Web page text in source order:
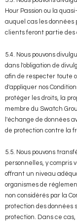
Hour Passion ou la
auquel cas les données
clients feront partie des
5.4. Nous pouvons
dans l'obligation de
afin de respecter toute
d'appliquer nos
protéger les droits, la
membre du Swatch
l'échange de données
de protection contre la
5.5. Nous pouvons
personnelles, y compris
offrant un niveau
organismes de
non considérés par la
protection des données
protection. Dans ce